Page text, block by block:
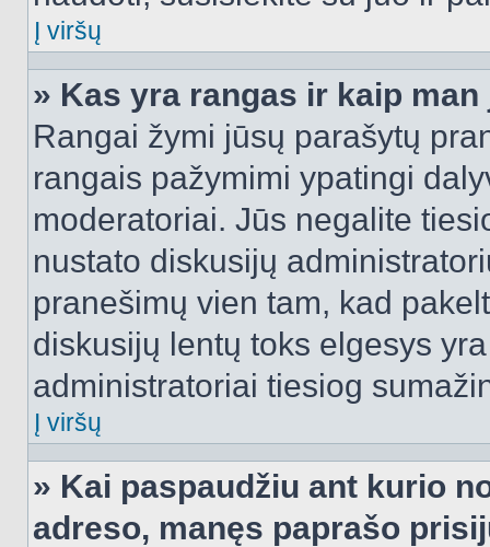
Į viršų
» Kas yra rangas ir kaip
Rangai žymi jūsų parašytų
rangais pažymimi ypatingi
moderatoriai. Jūs negalite
nustato diskusijų
pranešimų vien tam, kad
diskusijų lentų toks elgesys
administratoriai tiesiog
Į viršų
» Kai paspaudžiu ant kurio
adreso, manęs paprašo